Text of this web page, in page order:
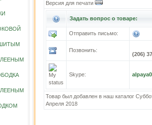
Версия для печати
Задать вопрос о товаре:
Отправить письмо:
Позвонить:
(206)
Skype:
Товар был добавлен в наш каталог
Апреля 2018